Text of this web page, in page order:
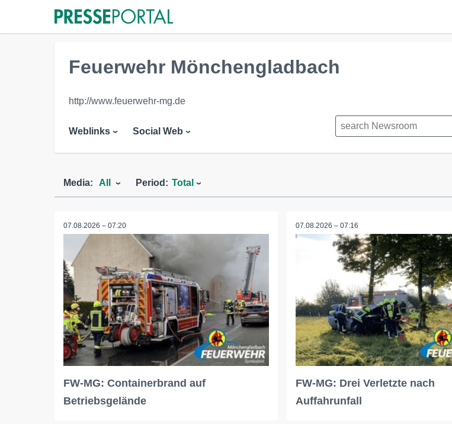
Feuerwehr Mönchengladbach
http://www.feuerwehr-mg.de
Weblinks Social Web
Media: All Period: Total
07.08.2026 – 07:20
FW-MG: Containerbrand auf
Betriebsgelände
07.08.2026 – 07:16
FW-MG: Drei Verletzte nach
Auffahrunfall